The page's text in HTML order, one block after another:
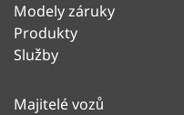
Modely záruky
Produkty
Služby
Majitelé vozů